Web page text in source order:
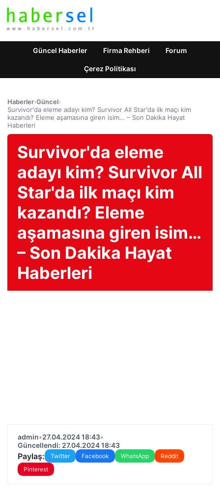
Güncel Haberler Firma Rehberi Forum
Çerez Politikası
Haberler›Güncel›
Survivor'da eleme adayı kim? Survivor All Star'da ilk maçı kim
kazandı? Eleme aşamasına giren isim… – Son Dakika Hayat
Haberleri
Survivor'da eleme
adayı kim? Survivor All
Star'da ilk maçı kim
kazandı? Eleme
aşamasına giren isim…
– Son Dakika Hayat
Haberleri
admin•27.04.2024 18:43•
Güncellendi: 27.04.2024 18:43
Paylaş: Twitter Facebook WhatsApp
Reddit
Pinterest